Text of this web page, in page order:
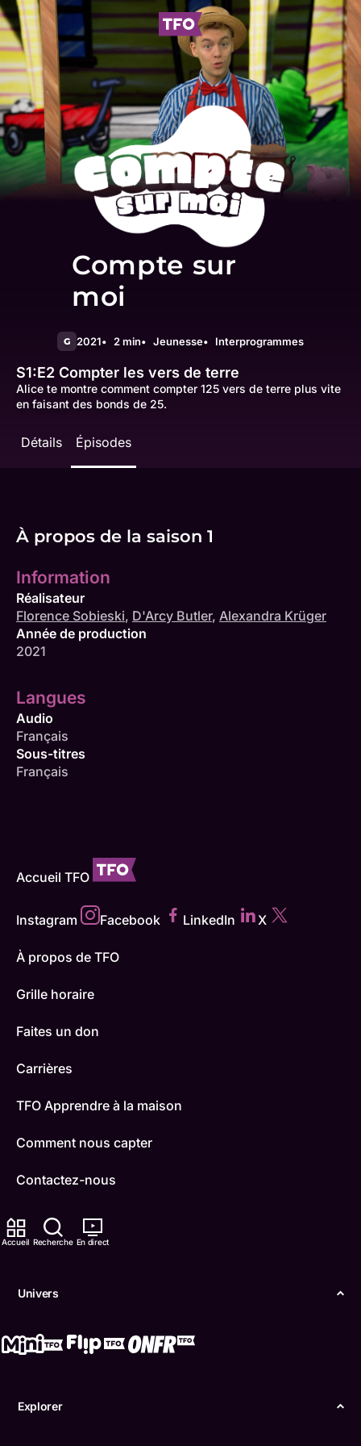
Accueil Recherche En direct
Univers
Explorer
Compte sur
moi
G 2021 2 min Jeunesse Interprogrammes
S1:E2 Compter les vers de terre
Alice te montre comment compter 125 vers de terre plus vite
en faisant des bonds de 25.
Détails Épisodes
À propos de la saison 1
Information
Réalisateur
Florence Sobieski, D'Arcy Butler, Alexandra Krüger
Année de production
2021
Langues
Audio
Français
Sous-titres
Français
Accueil TFO
Instagram Facebook LinkedIn X
À propos de TFO
Grille horaire
Faites un don
Carrières
TFO Apprendre à la maison
Comment nous capter
Contactez-nous
ONFR
Boukili
Confidentialité